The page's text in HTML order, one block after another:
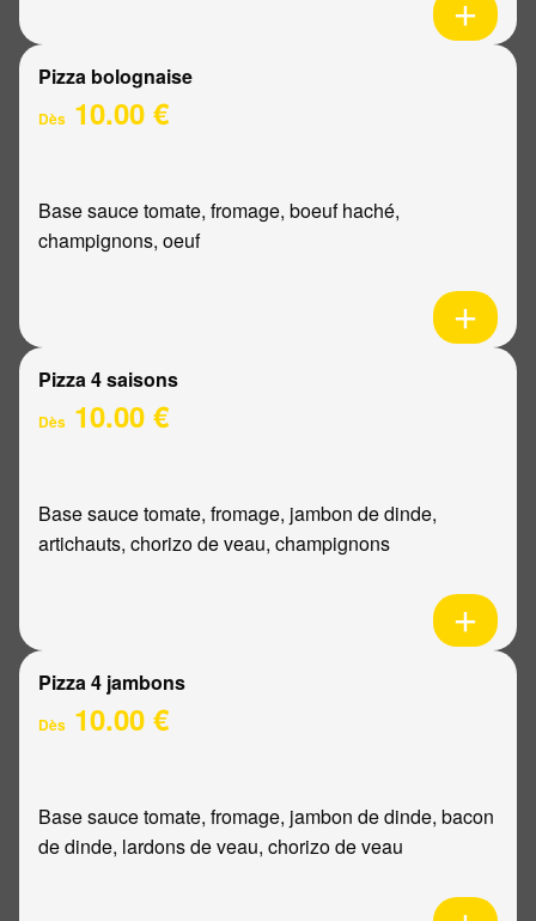
Pizza bolognaise
Dès 10.00 €
Base sauce tomate, fromage, boeuf haché,
champignons, oeuf
Pizza 4 saisons
Dès 10.00 €
Base sauce tomate, fromage, jambon de dinde,
artichauts, chorizo de veau, champignons
Pizza 4 jambons
Dès 10.00 €
Base sauce tomate, fromage, jambon de dinde, bacon
de dinde, lardons de veau, chorizo de veau